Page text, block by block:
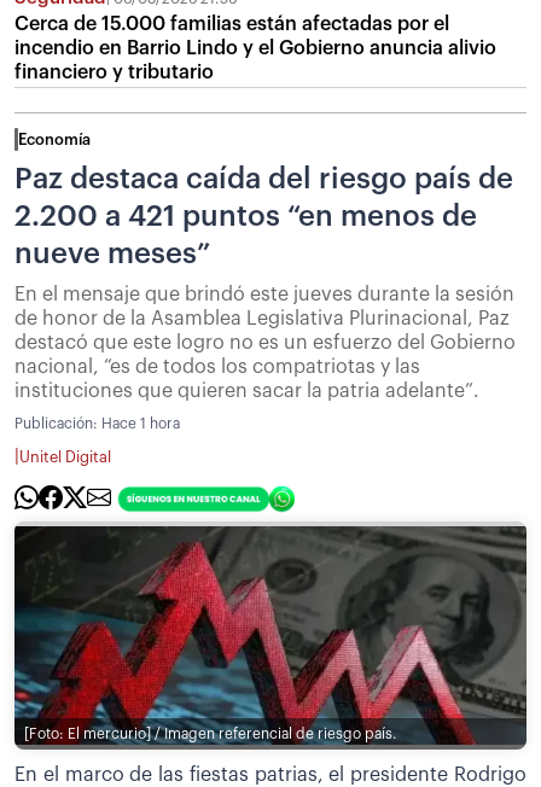
Cerca de 15.000 familias están afectadas por el
incendio en Barrio Lindo y el Gobierno anuncia alivio
financiero y tributario
Economía
Paz destaca caída del riesgo país de
2.200 a 421 puntos “en menos de
nueve meses”
En el mensaje que brindó este jueves durante la sesión
de honor de la Asamblea Legislativa Plurinacional, Paz
destacó que este logro no es un esfuerzo del Gobierno
nacional, “es de todos los compatriotas y las
instituciones que quieren sacar la patria adelante”.
Publicación: Hace 1 hora
Unitel Digital
[Foto: El mercurio] / Imagen referencial de riesgo país.
En el marco de las fiestas patrias, el presidente Rodrigo